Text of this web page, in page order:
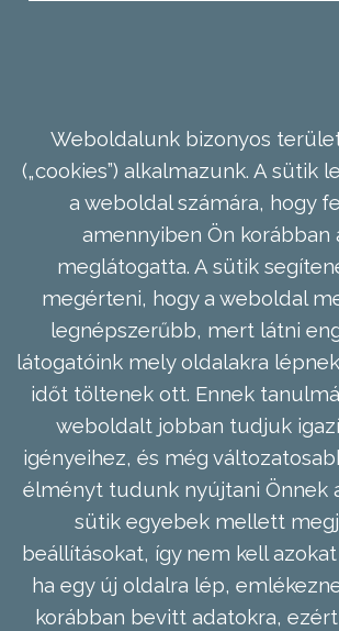
Weboldalunk bizonyos
(„cookies”) alkalmazunk. A sütik
a weboldal számára, hogy
amennyiben Ön korábban
meglátogatta. A sütik
megérteni, hogy a weboldal
legnépszerűbb, mert látni
látogatóink mely oldalakra
időt töltenek ott. Ennek
weboldalt jobban tudjuk
igényeihez, és még
élményt tudunk nyújtani Önnek
sütik egyebek mellett
beállításokat, így nem kell
ha egy új oldalra lép,
korábban bevitt adatokra,